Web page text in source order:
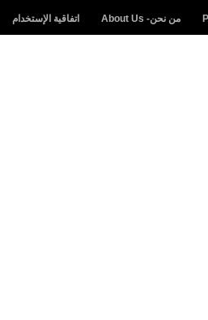
من نحن- About Us اتفاقية الإستخدام